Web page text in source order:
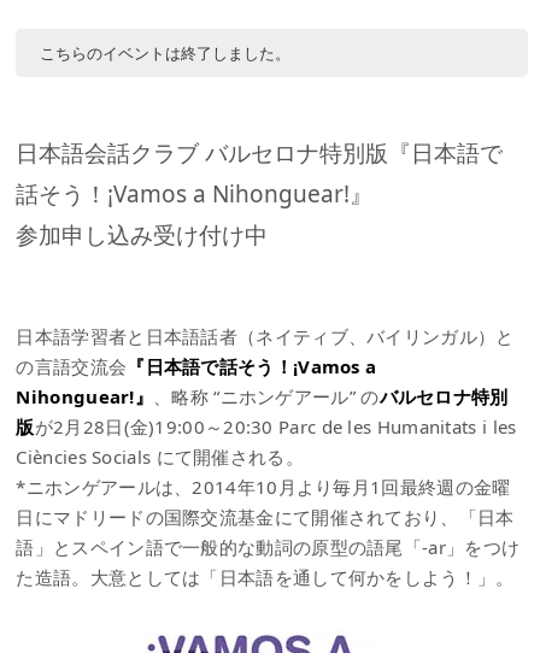
こちらのイベントは終了しました。
日本語会話クラブ バルセロナ特別版『日本語で
話そう！¡Vamos a Nihonguear!』
参加申し込み受け付け中
日本語学習者と日本語話者（ネイティブ、バイリンガル）と
の言語交流会 『日本語で話そう！¡Vamos a
Nihonguear!』 、略称 “ニホンゲアール” のバルセロナ特別
版が2月28日(金)19:00～20:30 Parc de les Humanitats i les
Ciències Socials にて開催される。
*ニホンゲアールは、2014年10月より毎月1回最終週の金曜
日にマドリードの国際交流基金にて開催されており、「日本
語」とスペイン語で一般的な動詞の原型の語尾「-ar」をつけ
た造語。大意としては「日本語を通して何かをしよう！」。